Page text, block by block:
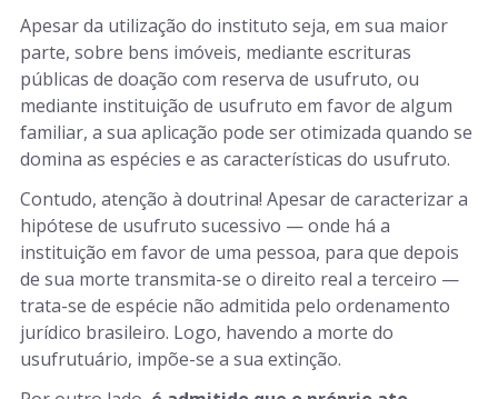
Apesar da utilização do instituto seja, em sua maior
parte, sobre bens imóveis, mediante escrituras
públicas de doação com reserva de usufruto, ou
mediante instituição de usufruto em favor de algum
familiar, a sua aplicação pode ser otimizada quando se
domina as espécies e as características do usufruto.
Contudo, atenção à doutrina! Apesar de caracterizar a
hipótese de usufruto sucessivo — onde há a
instituição em favor de uma pessoa, para que depois
de sua morte transmita-se o direito real a terceiro —
trata-se de espécie não admitida pelo ordenamento
jurídico brasileiro. Logo, havendo a morte do
usufrutuário, impõe-se a sua extinção.